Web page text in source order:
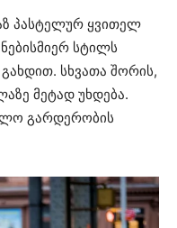
პასტელურ ყვითელ
სტილს
სხვათა შორის,
მეტად უხდება.
გარდერობის